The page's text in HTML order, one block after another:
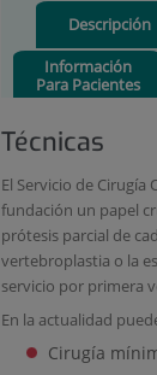
Descripción
Información
Para Pacientes
Técnicas
El Servicio de
fundación un papel
prótesis parcial de
vertebroplastia o la
servicio por primera
En la actualidad
Cirugía